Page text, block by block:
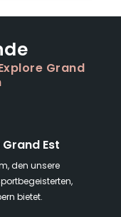
Grand
Est
den unsere
bietet.